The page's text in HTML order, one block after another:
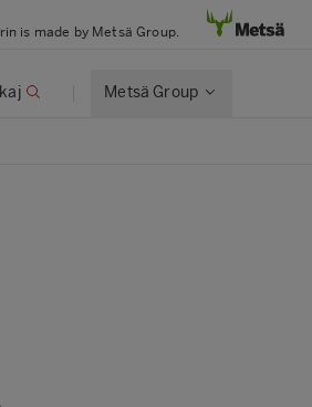
is made by Metsä Group.
Metsä Group